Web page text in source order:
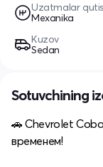
Uzatmalar
Mexanika
Kuzov
Sedan
Sotuvchining
🚗 Chevrolet
временем!